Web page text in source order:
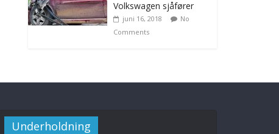
Volkswagen sjåfører
juni 16, 2018
No
Comments
Underholdning